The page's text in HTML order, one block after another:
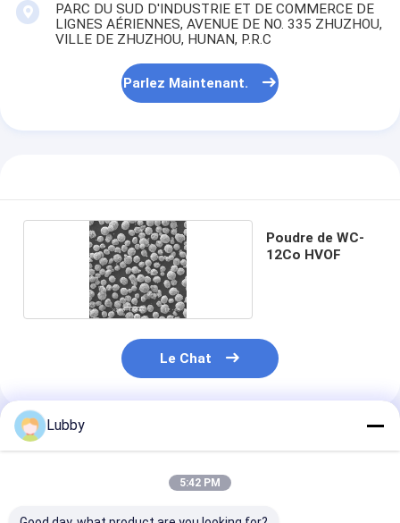
PARC DU SUD D'INDUSTRIE ET DE COMMERCE DE
LIGNES AÉRIENNES, AVENUE DE NO. 335 ZHUZHOU,
VILLE DE ZHUZHOU, HUNAN, P.R.C
Parlez Maintenant.
Poudre de WC-
12Co HVOF
Le Chat
Produits Recommandés
Lubby
5:42 PM